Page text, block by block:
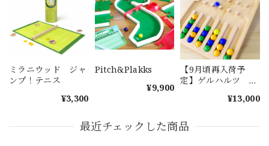
ミラニウッド ジャ
ンプ！テニス
¥3,300
Pitch&Plakks
¥9,900
【9月頃再入荷予
定】ゲルハルツ ガ
¥13,000
最近チェックした商品